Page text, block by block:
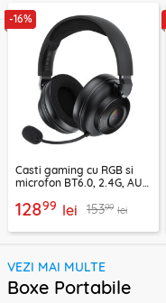
-16%
Casti gaming cu RGB si
microfon BT6.0, 2.4G, AUX
12899 lei 15399 lei
VEZI MAI MULTE
Boxe Portabile